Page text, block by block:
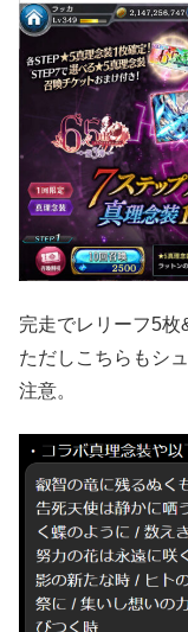
完走でレリーフ5枚
ただしこちらもシ
注意。